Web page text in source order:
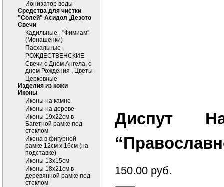
Ионизатор воды
Средства для чистки
"Солей" Асидол ,Дезото
Cвечи
Кадильные - "Фимиам"
(Монашенки)
Пасхальные
РОЖДЕСТВЕНСКИЕ
Свечи с Днем Ангела, с
днем Рождения , Цветы
Церковные
Изделия из кожи
Иконы
Иконы на камне
Иконы на дереве
Иконы 19х22см в
Багетной рамке под
стеклом
Икона в фигурной
рамке 12см х 16см (на
подставке)
Иконы 13х15см
Иконы 18х21см в
деревянной рамке под
стеклом
Диспут
150.00 руб.